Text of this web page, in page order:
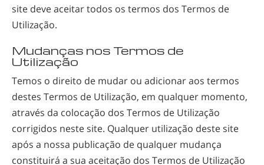
Nepalês
Croata
Turco
Todas as Regiões/Línguas
site deve aceitar todos os termos dos Termos de
Utilização.
Mudanças nos Termos de
Utilização
Temos o direito de mudar ou adicionar aos termos
destes Termos de Utilização, em qualquer momento,
através da colocação dos Termos de Utilização
corrigidos neste site. Qualquer utilização deste site
após a nossa publicação de qualquer mudança
constituirá a sua aceitação dos Termos de Utilização